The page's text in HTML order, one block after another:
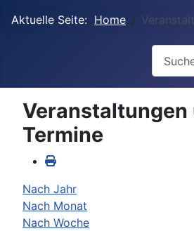
Aktuelle Seite: Home
Veranstaltungen
Termine
Nach Jahr
Nach Monat
Nach Woche